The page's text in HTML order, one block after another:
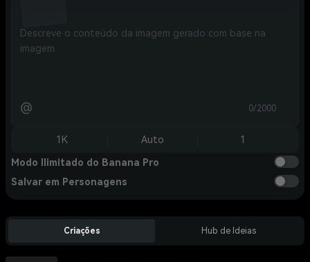
@ 0/2000
1K Auto 1
Modo Ilimitado do Banana Pro
Salvar em Personagens
Criações Hub de Ideias